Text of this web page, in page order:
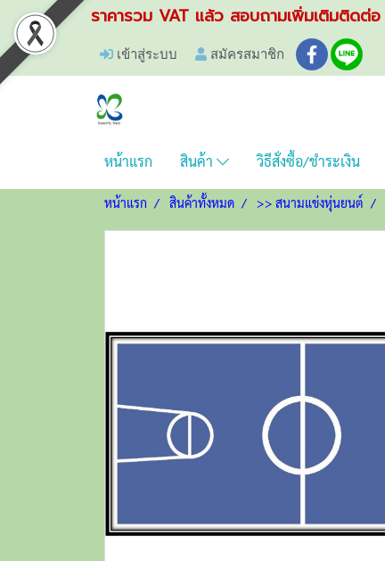
ราคารวม VAT แล้ว สอบถามเพิ่มเติมติดต่อ
เข้าสู่ระบบ สมัครสมาชิก
หน้าแรก สินค้า วิธีสั่งซื้อ/ชำระเงิน
หน้าแรก สินค้าทั้งหมด >> สนามแข่งหุ่นยนต์